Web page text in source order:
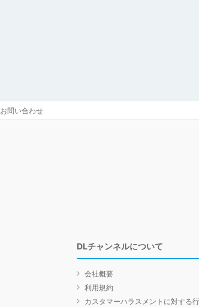
お問い合わせ
DLチャンネルについて
会社概要
利用規約
カスタマーハラスメントに対する